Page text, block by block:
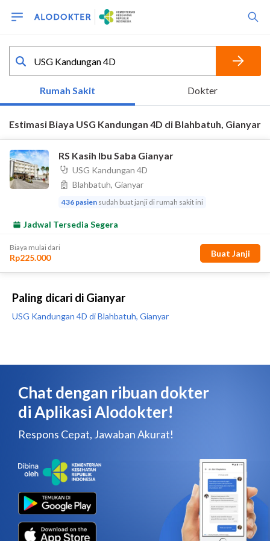
Paling dicari di Gianyar
USG Kandungan 4D di Blahbatuh, Gianyar